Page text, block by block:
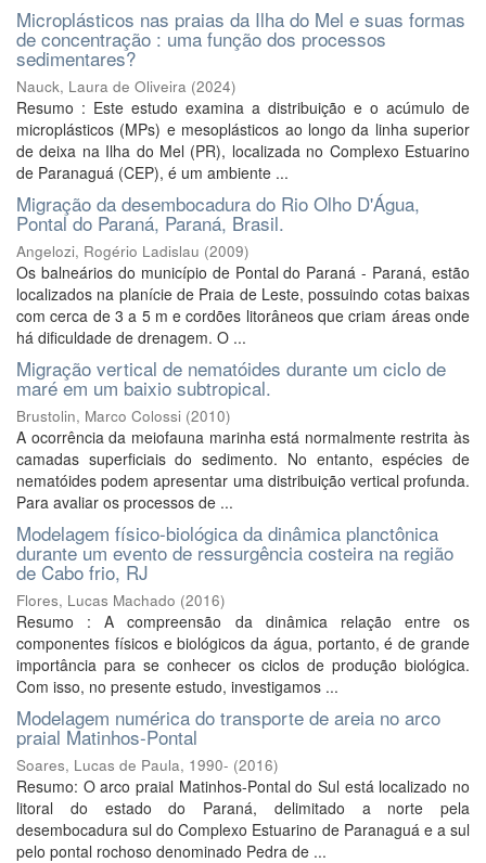
Microplásticos nas praias da Ilha do Mel e suas formas
de concentração : uma função dos processos
sedimentares?
Nauck, Laura de Oliveira (2024)
Resumo : Este estudo examina a distribuição e o acúmulo de
microplásticos (MPs) e mesoplásticos ao longo da linha superior
de deixa na Ilha do Mel (PR), localizada no Complexo Estuarino
de Paranaguá (CEP), é um ambiente ...
Migração da desembocadura do Rio Olho D'Água,
Pontal do Paraná, Paraná, Brasil.
Angelozi, Rogério Ladislau (2009)
Os balneários do município de Pontal do Paraná - Paraná, estão
localizados na planície de Praia de Leste, possuindo cotas baixas
com cerca de 3 a 5 m e cordões litorâneos que criam áreas onde
há dificuldade de drenagem. O ...
Migração vertical de nematóides durante um ciclo de
maré em um baixio subtropical.
Brustolin, Marco Colossi (2010)
A ocorrência da meiofauna marinha está normalmente restrita às
camadas superficiais do sedimento. No entanto, espécies de
nematóides podem apresentar uma distribuição vertical profunda.
Para avaliar os processos de ...
Modelagem físico-biológica da dinâmica planctônica
durante um evento de ressurgência costeira na região
de Cabo frio, RJ
Flores, Lucas Machado (2016)
Resumo : A compreensão da dinâmica relação entre os
componentes físicos e biológicos da água, portanto, é de grande
importância para se conhecer os ciclos de produção biológica.
Com isso, no presente estudo, investigamos ...
Modelagem numérica do transporte de areia no arco
praial Matinhos-Pontal
Soares, Lucas de Paula, 1990- (2016)
Resumo: O arco praial Matinhos-Pontal do Sul está localizado no
litoral do estado do Paraná, delimitado a norte pela
desembocadura sul do Complexo Estuarino de Paranaguá e a sul
pelo pontal rochoso denominado Pedra de ...